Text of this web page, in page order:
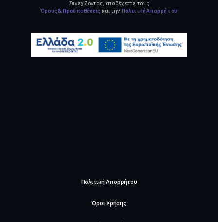
Συνεχίζοντας, αποδέχεστε τους
Όρους & Προϋποθέσεις και την Πολιτική Απορρήτου
Πολιτική Απορρήτου
Όροι Χρήσης